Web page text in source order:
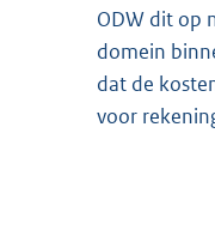
ODW dit op
domein
dat de
voor